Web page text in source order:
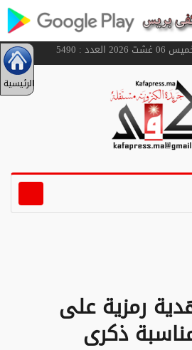
العدد : 5490
الرئيسية
رمزية على
ذكرى